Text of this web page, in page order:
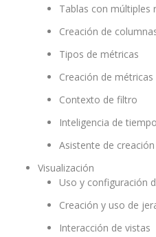
Tablas con múltiples
Creación de
Tipos de métricas
Creación de métricas
Contexto de filtro
Inteligencia de tiempo
Asistente de
Visualización
Uso y configuración
Creación y uso de
Interacción de vistas